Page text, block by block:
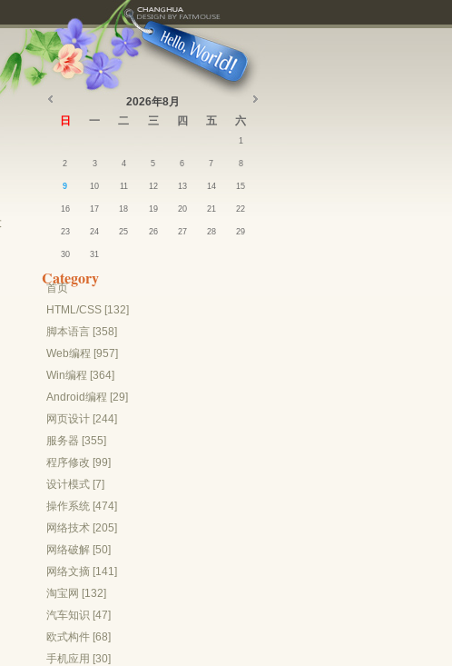
2026年8月
日
一 二 三 四 五 六
1
2 3 4 5 6 7 8
9 10 11 12 13 14 15
16 17 18 19 20 21 22
23 24 25 26 27 28 29
30 31
Category
首页
HTML/CSS [132]
脚本语言 [358]
Web编程 [957]
Win编程 [364]
Android编程 [29]
网页设计 [244]
服务器 [355]
程序修改 [99]
设计模式 [7]
操作系统 [474]
网络技术 [205]
网络破解 [50]
网络文摘 [141]
淘宝网 [132]
汽车知识 [47]
欧式构件 [68]
手机应用 [30]